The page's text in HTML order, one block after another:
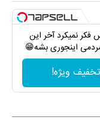
نمیکرد آخر این
اینجوری بشه😁
تخفیف ویژه!